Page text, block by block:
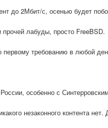
до 2Мбит/с, осенью будет
лабуды, просто FreeBSD.
требованию в любой
особенно с
незаконного контента